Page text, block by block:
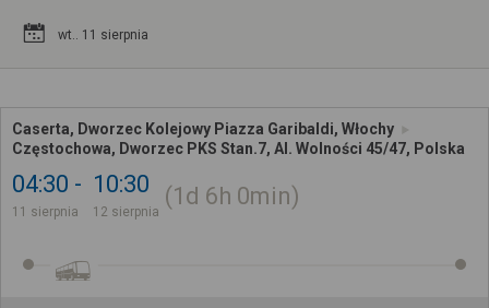
wt.. 11 sierpnia
Caserta, Dworzec Kolejowy Piazza Garibaldi, Włochy
Częstochowa, Dworzec PKS Stan.7, Al. Wolności 45/47, Polska
04:30
11 sierpnia
10:30
12 sierpnia
1d 6h 0min